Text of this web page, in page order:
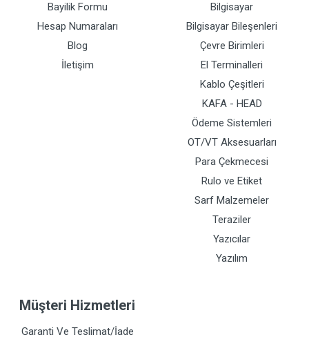
Bayilik Formu
Hesap Numaraları
Blog
İletişim
Bilgisayar
Bilgisayar Bileşenleri
Çevre Birimleri
El Terminalleri
Kablo Çeşitleri
KAFA - HEAD
Ödeme Sistemleri
OT/VT Aksesuarları
Para Çekmecesi
Rulo ve Etiket
Sarf Malzemeler
Teraziler
Yazıcılar
Yazılım
Müşteri Hizmetleri
Garanti Ve Teslimat/İade